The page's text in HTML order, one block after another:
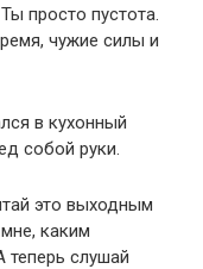
просто пустота.
чужие силы и
в кухонный
собой руки.
это выходным
каким
слушай